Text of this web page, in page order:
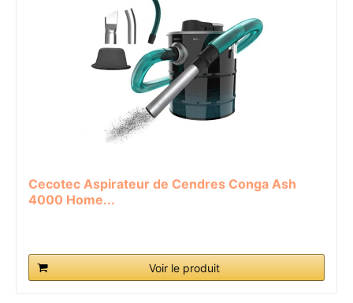
Cecotec Aspirateur de Cendres Conga Ash
4000 Home...
Voir le produit